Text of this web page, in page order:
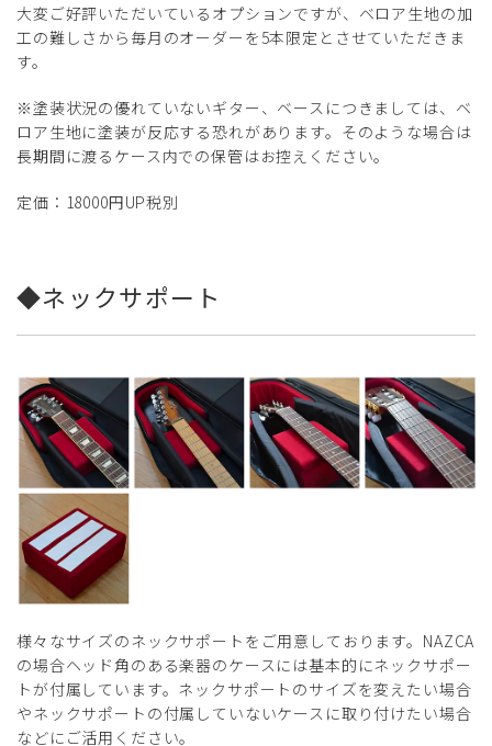
大変ご好評いただいているオプションですが、ベロア生地の加
工の難しさから毎月のオーダーを5本限定とさせていただきま
す。
※塗装状況の優れていないギター、ベースにつきましては、ベ
ロア生地に塗装が反応する恐れがあります。そのような場合は
長期間に渡るケース内での保管はお控えください。
定価：18000円UP税別
◆ネックサポート
様々なサイズのネックサポートをご用意しております。NAZCA
の場合ヘッド角のある楽器のケースには基本的にネックサポー
トが付属しています。ネックサポートのサイズを変えたい場合
やネックサポートの付属していないケースに取り付けたい場合
などにご活用ください。